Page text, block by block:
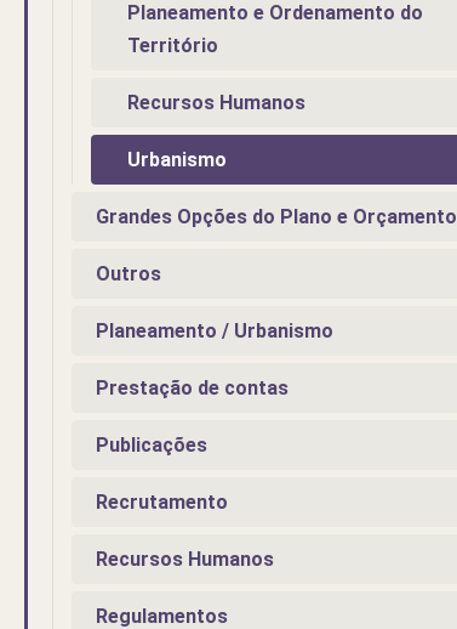
Planeamento e Ordenamento do
Território
Recursos Humanos
Urbanismo
Grandes Opções do Plano e Orçamento
Outros
Planeamento / Urbanismo
Prestação de contas
Publicações
Recrutamento
Recursos Humanos
Regulamentos